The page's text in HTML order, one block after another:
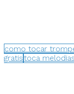
como tocar
gratistoca melodias